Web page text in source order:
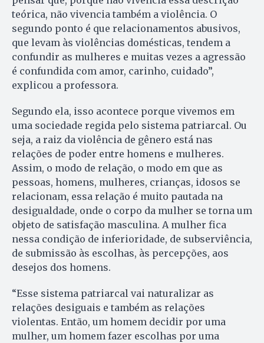
teórica, não vivencia também a violência. O
segundo ponto é que relacionamentos abusivos,
que levam às violências domésticas, tendem a
confundir as mulheres e muitas vezes a agressão
é confundida com amor, carinho, cuidado”,
explicou a professora.
Segundo ela, isso acontece porque vivemos em
uma sociedade regida pelo sistema patriarcal. Ou
seja, a raiz da violência de gênero está nas
relações de poder entre homens e mulheres.
Assim, o modo de relação, o modo em que as
pessoas, homens, mulheres, crianças, idosos se
relacionam, essa relação é muito pautada na
desigualdade, onde o corpo da mulher se torna um
objeto de satisfação masculina. A mulher fica
nessa condição de inferioridade, de subserviência,
de submissão às escolhas, às percepções, aos
desejos dos homens.
“Esse sistema patriarcal vai naturalizar as
relações desiguais e também as relações
violentas. Então, um homem decidir por uma
mulher, um homem fazer escolhas por uma